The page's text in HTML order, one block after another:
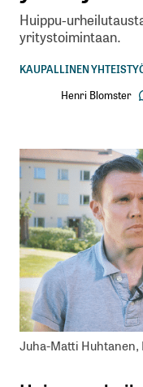
Huippu-
yritystoimintaan.
KAUPALLINEN
Henri Blomster
Juha-Matti